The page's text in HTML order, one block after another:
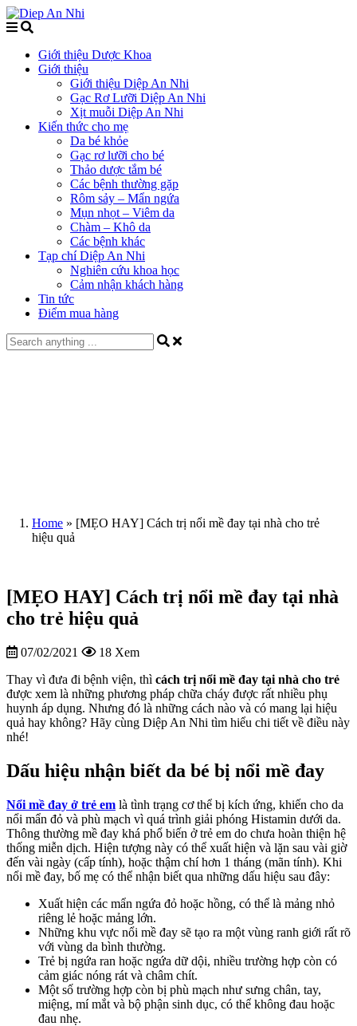
Giới thiệu Dược Khoa
Giới thiệu
Giới thiệu Diệp An Nhi
Gạc Rơ Lưỡi Diệp An Nhi
Xịt muỗi Diệp An Nhi
Kiến thức cho mẹ
Da bé khỏe
Gạc rơ lưỡi cho bé
Thảo dược tắm bé
Các bệnh thường gặp
Rôm sảy – Mẩn ngứa
Mụn nhọt – Viêm da
Chàm – Khô da
Các bệnh khác
Tạp chí Diệp An Nhi
Nghiên cứu khoa học
Cảm nhận khách hàng
Tin tức
Điểm mua hàng
Home » [MẸO HAY] Cách trị nổi mề đay tại nhà cho trẻ
hiệu quả
[MẸO HAY] Cách trị nổi mề đay tại nhà
cho trẻ hiệu quả
07/02/2021 18 Xem
Thay vì đưa đi bệnh viện, thì cách trị nổi mề đay tại nhà cho trẻ
được xem là những phương pháp chữa cháy được rất nhiều phụ
huynh áp dụng. Nhưng đó là những cách nào và có mang lại hiệu
quả hay không? Hãy cùng Diệp An Nhi tìm hiểu chi tiết về điều này
nhé!
Dấu hiệu nhận biết da bé bị nổi mề đay
Nổi mề đay ở trẻ em là tình trạng cơ thể bị kích ứng, khiến cho da
nổi mẩn đỏ và phù mạch vì quá trình giải phóng Histamin dưới da.
Thông thường mề đay khá phổ biến ở trẻ em do chưa hoàn thiện hệ
thống miễn dịch. Hiện tượng này có thể xuất hiện và lặn sau vài giờ
đến vài ngày (cấp tính), hoặc thậm chí hơn 1 tháng (mãn tính). Khi
nổi mề đay, bố mẹ có thể nhận biết qua những dấu hiệu sau đây:
Xuất hiện các mẩn ngứa đỏ hoặc hồng, có thể là mảng nhỏ
riêng lẻ hoặc mảng lớn.
Những khu vực nổi mề đay sẽ tạo ra một vùng ranh giới rất rõ
với vùng da bình thường.
Trẻ bị ngứa ran hoặc ngứa dữ dội, nhiều trường hợp còn có
cảm giác nóng rát và châm chít.
Một số trường hợp còn bị phù mạch như sưng chân, tay,
miệng, mí mắt và bộ phận sinh dục, có thể không đau hoặc
đau nhẹ.